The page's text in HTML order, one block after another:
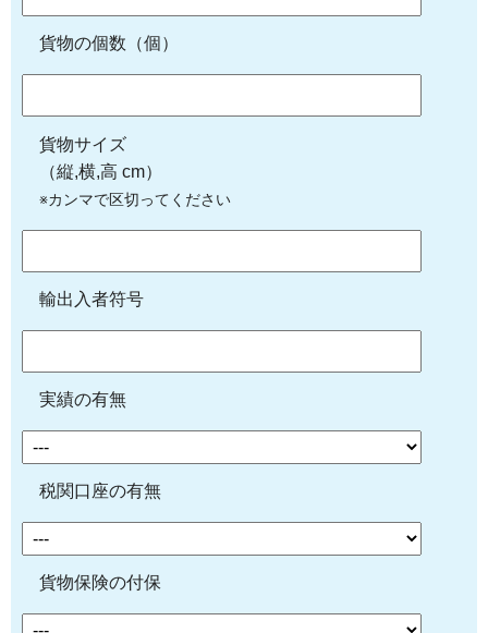
貨物の個数（個）
貨物サイズ
（縦,横,高 cm）
※カンマで区切ってください
輸出入者符号
実績の有無
税関口座の有無
貨物保険の付保